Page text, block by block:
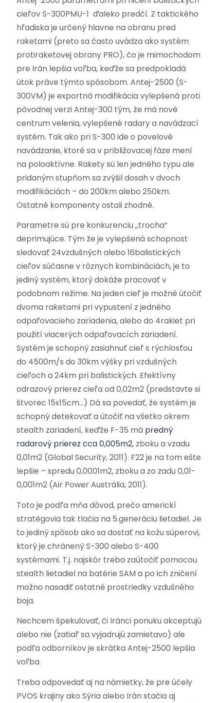
cieľov S-300PMU-1 ďaleko predčí. Z taktického
hľadiska je určený hlavne na obranu pred
raketami (preto sa často uvádza ako systém
protiraketovej obrany PRO), čo je mimochodom
pre Irán lepšia voľba, keďže sa predpokladá
útok práve týmto spôsobom. Antej-2500 (S-
300VM) je exportná modifikácia vylepšená proti
pôvodnej verzi Antej-300 tým, že má nové
centrum velenia, vylepšené radary a navádzací
systém. Tak ako pri S-300 ide o povelové
navádzanie, ktoré sa v približovacej fáze mení
na poloaktívne. Rakety sú len jedného typu ale
pridaným stupňom sa zvýšil dosah v dvoch
modifikáciách – do 200km alebo 250km.
Ostatné komponenty ostali zhodné.
Parametre sú pre konkurenciu „trocha“
deprimujúce. Tým že je vylepšená schopnost
sledovať 24vzdušných alebo 16balistických
cieľov súčasne v rôznych kombináciách, je to
jediný systém, ktorý dokáže pracovať v
podobnom režime. Na jeden cieľ je možné útočiť
dvoma raketami pri vypustení z jedného
odpaľovacieho zariadenia, alebo do 4rakiet pri
použití viacerých odpaľovacích zariadení.
Systém je schopný zasiahnuť cieľ s rýchlosťou
do 4500m/s do 30km výšky pri vzdušných
cieľoch a 24km pri balistických. Efektívny
odrazový prierez cieľa od 0,02m2 (predstavte si
štvorec 15x15cm…) Dá sa povedať, že systém je
schopný detekovať a útočiť na všetko okrem
stealth zariadení, keďže F-35 má predný
radarový prierez cca 0,005m2, zboku a vzadu
0,01m2 (Global Security, 2011). F22 je na tom ešte
lepšie – spredu 0,0001m2, zboku a zo zadu 0,01-
0,001m2 (Air Power Austrália, 2011).
Toto je podľa mňa dôvod, prečo americkí
stratégovia tak tlačia na 5.generáciu lietadiel. Je
to jediný spôsob ako sa dostať na kožu súperovi,
ktorý je chránený S-300 alebo S-400
systémami. T.j. najskôr treba zaútočiť pomocou
stealth lietadiel na batérie SAM a po ich zničení
možno nasadiť ostatné prostriedky vzdušného
boja.
Nechcem špekulovať, či Iránci ponuku akceptujú
alebo nie (zatiaľ sa vyjadrujú zamietavo) ale
podľa odborníkov je skrátka Antej-2500 lepšia
voľba.
Treba odpovedať aj na námietky, že pre účely
PVOS krajiny ako Sýria alebo Irán stačia aj